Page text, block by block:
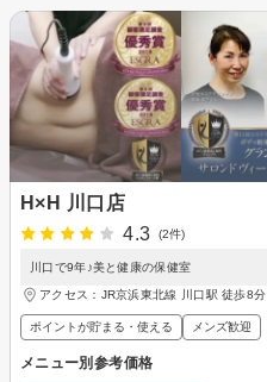
H×H 川口店
4.3
(2件)
川口で9年♪美と健康の保健室
アクセス：JR京浜東北線 川口駅 徒歩8分
ポイントが貯まる・使える メンズ歓迎
メニュー別参考価格